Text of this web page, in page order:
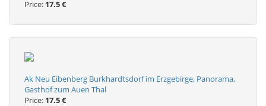
Price: 17.5 €
Ak Neu Eibenberg Burkhardtsdorf im Erzgebirge, Panorama,
Gasthof zum Auen Thal
Price: 17.5 €